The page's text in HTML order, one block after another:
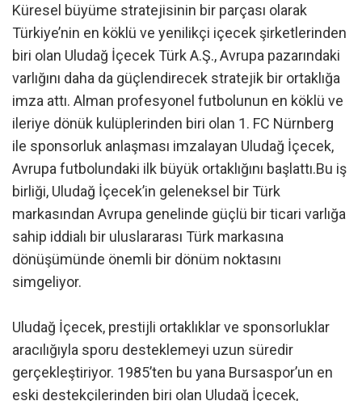
Küresel büyüme stratejisinin bir parçası olarak
Türkiye’nin en köklü ve yenilikçi içecek şirketlerinden
biri olan Uludağ İçecek Türk A.Ş., Avrupa pazarındaki
varlığını daha da güçlendirecek stratejik bir ortaklığa
imza attı. Alman profesyonel futbolunun en köklü ve
ileriye dönük kulüplerinden biri olan 1. FC Nürnberg
ile sponsorluk anlaşması imzalayan Uludağ İçecek,
Avrupa futbolundaki ilk büyük ortaklığını başlattı.Bu iş
birliği, Uludağ İçecek’in geleneksel bir Türk
markasından Avrupa genelinde güçlü bir ticari varlığa
sahip iddialı bir uluslararası Türk markasına
dönüşümünde önemli bir dönüm noktasını
simgeliyor.
Uludağ İçecek, prestijli ortaklıklar ve sponsorluklar
aracılığıyla sporu desteklemeyi uzun süredir
gerçekleştiriyor. 1985’ten bu yana Bursaspor’un en
eski destekçilerinden biri olan Uludağ İçecek,